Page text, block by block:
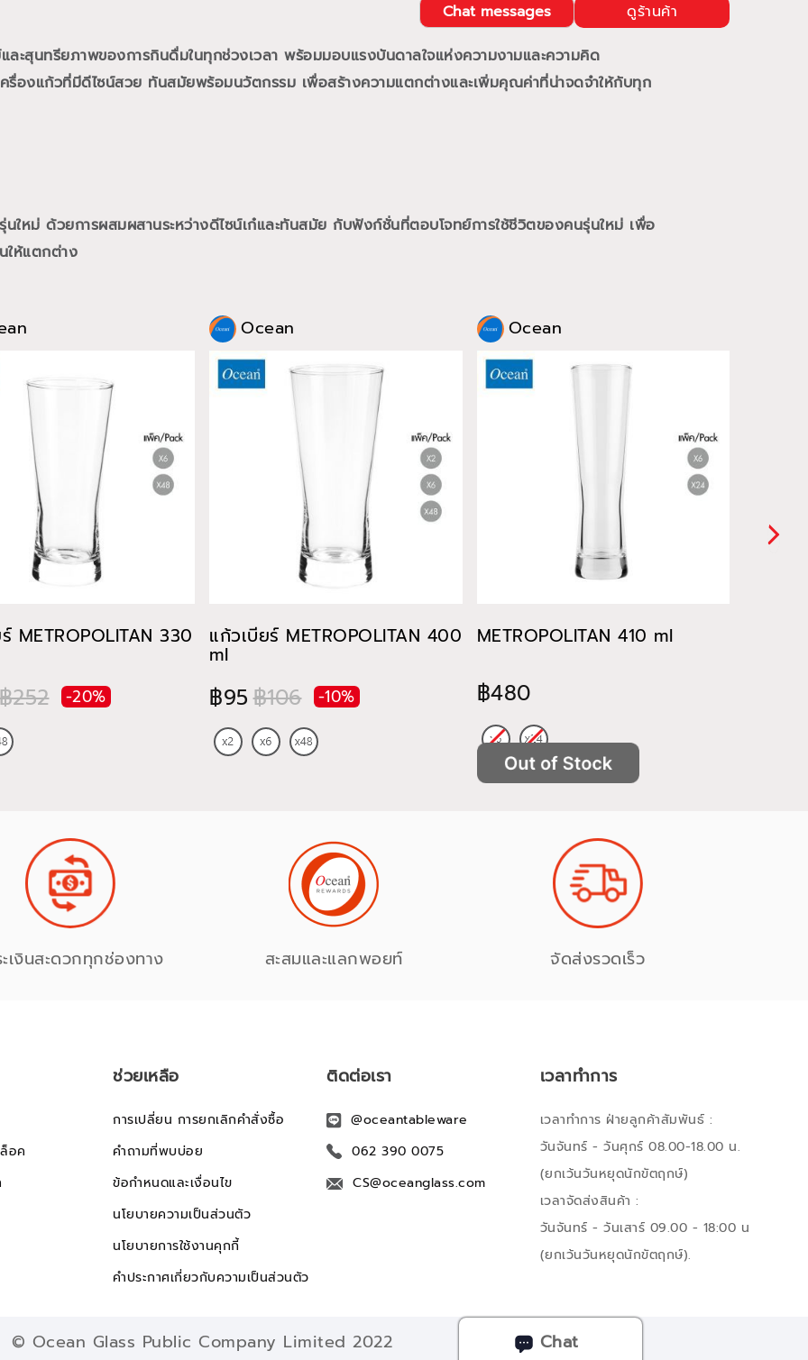
Chat
ดูร้านค้า
Chat messages
ละสุนทรียภาพของการกินดื่มในทุกช่วงเวลา พร้อมมอบแรงบันดาลใจแห่งความงามและความคิด
ครื่องแก้วที่มีดีไซน์สวย ทันสมัยพร้อมนวัตกรรม เพื่อสร้างความแตกต่างและเพิ่มคุณค่าที่น่าจดจำให้กับทุก
ใหม่ ด้วยการผสมผสานระหว่างดีไซน์เก๋และทันสมัย กับฟังก์ชั่นที่ตอบโจทย์การใช้ชีวิตของคนรุ่นใหม่ เพื่อ
ให้แตกต่าง
METROPOLITAN 330
252 -20%
Ocean
แก้วเบียร์ METROPOLITAN 400
ml
฿95฿106 -10%
Ocean
METROPOLITAN 410 ml
฿480
เงินสะดวกทุกช่องทาง สะสมและแลกพอยท์ จัดส่งรวดเร็ว
อค
ช่วยเหลือ
การเปลี่ยน การยกเลิกคำสั่งซื้อ
คำถามที่พบบ่อย
ข้อกำหนดและเงื่อนไข
นโยบายความเป็นส่วนตัว
นโยบายการใช้งานคุกกี้
คำประกาศเกี่ยวกับความเป็นส่วนตัว
ติดต่อเรา
@oceantableware
062 390 0075
CS@oceanglass.com
เวลาทำการ
เวลาทำการ ฝ่ายลูกค้าสัมพันธ์ :
วันจันทร์ - วันศุกร์ 08.00-18.00 น.
(ยกเว้นวันหยุดนักขัตฤกษ์)
เวลาจัดส่งสินค้า :
วันจันทร์ - วันเสาร์ 09.00 - 18:00 น
(ยกเว้นวันหยุดนักขัตฤกษ์).
© Ocean Glass Public Company Limited 2022